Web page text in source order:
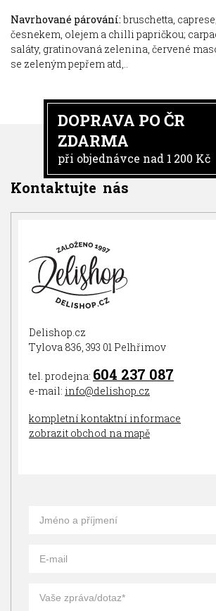
Navrhované párování: bruschetta,
česnekem, olejem a chilli papričkou;
saláty, gratinovaná zelenina, červené
se zeleným pepřem atd,..
DOPRAVA PO ČR
ZDARMA
při objednávce nad 1 200 Kč
Kontaktujte nás
Delishop.cz
Tylova 836, 393 01 Pelhřimov
tel. prodejna: 604 237 087
e-mail: info@delishop.cz
kompletní kontaktní informace
zobrazit obchod na mapě